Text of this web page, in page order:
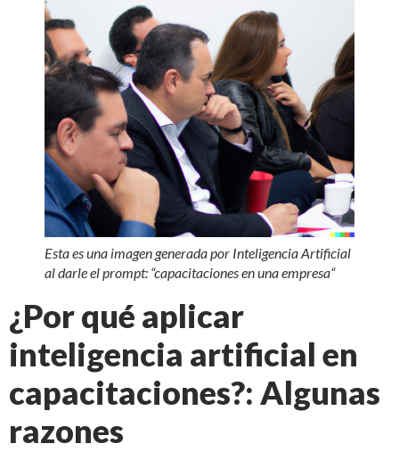
Esta es una imagen generada por Inteligencia Artificial
al darle el prompt: “capacitaciones en una empresa“
¿Por qué aplicar
inteligencia artificial en
capacitaciones?: Algunas
razones